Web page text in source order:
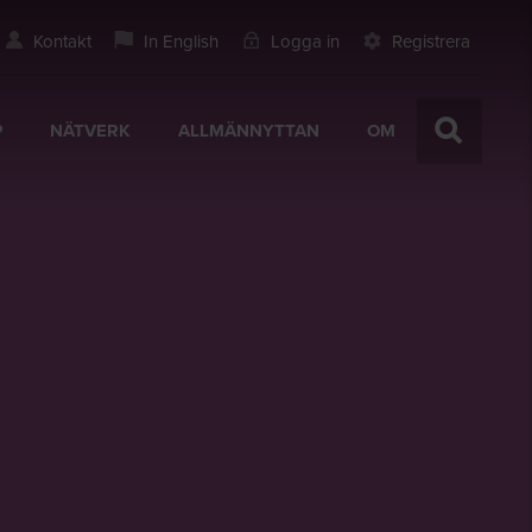
Kontakt In English Logga in Registrera
NÄTVERK ALLMÄNNYTTAN OM